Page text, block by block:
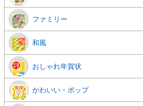
ファミリー
和風
おしゃれ年賀状
かわいい・ポップ